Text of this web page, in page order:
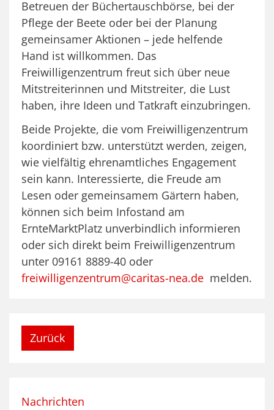
Betreuen der Büchertauschbörse, bei der
Pflege der Beete oder bei der Planung
gemeinsamer Aktionen – jede helfende
Hand ist willkommen. Das
Freiwilligenzentrum freut sich über neue
Mitstreiterinnen und Mitstreiter, die Lust
haben, ihre Ideen und Tatkraft einzubringen.
Beide Projekte, die vom Freiwilligenzentrum
koordiniert bzw. unterstützt werden, zeigen,
wie vielfältig ehrenamtliches Engagement
sein kann. Interessierte, die Freude am
Lesen oder gemeinsamem Gärtern haben,
können sich beim Infostand am
ErnteMarktPlatz unverbindlich informieren
oder sich direkt beim Freiwilligenzentrum
unter 09161 8889-40 oder
freiwilligenzentrum@caritas-nea.de melden.
Zurück
Nachrichten